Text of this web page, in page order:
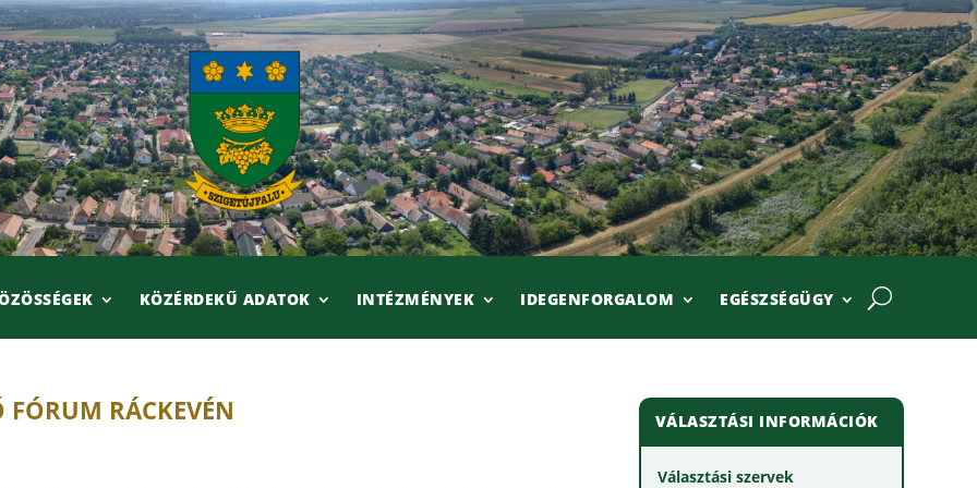
KÖZÉRDEKŰ ADATOK INTÉZMÉNYEK IDEGENFORGALOM EGÉSZSÉGÜGY
FÓRUM RÁCKEVÉN VÁLASZTÁSI INFORMÁCIÓK
Választási szervek